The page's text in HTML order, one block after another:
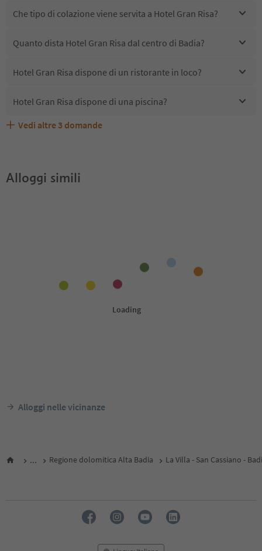
Che tipo di colazione viene servita a Hotel Gran Risa?
Quanto dista Hotel Gran Risa dal centro di Badia?
Hotel Gran Risa dispone di un ristorante in loco?
Hotel Gran Risa dispone di una piscina?
Hotel Gran Risa accetta animali domestici?
Quali servizi/attività sono disponibili presso Hotel Gran
Gli ospiti di Hotel Gran Risa ricevono l'Alto Adige Guest
Vedi altre 3 domande
Alloggi simili
Alloggi nelle vicinanze
... Regione dolomitica Alta Badia La Villa - San Cassiano -